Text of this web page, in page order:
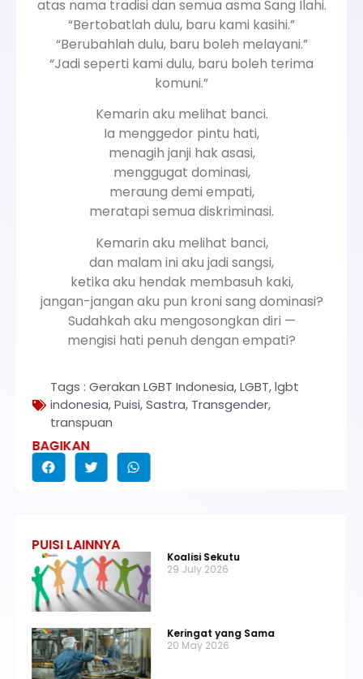
atas nama tradisi dan semua asma Sang Ilahi.
“Bertobatlah dulu, baru kami kasihi.”
“Berubahlah dulu, baru boleh melayani.”
“Jadi seperti kami dulu, baru boleh terima
komuni.”
Kemarin aku melihat banci.
Ia menggedor pintu hati,
menagih janji hak asasi,
menggugat dominasi,
meraung demi empati,
meratapi semua diskriminasi.
Kemarin aku melihat banci,
dan malam ini aku jadi sangsi,
ketika aku hendak membasuh kaki,
jangan-jangan aku pun kroni sang dominasi?
Sudahkah aku mengosongkan diri —
mengisi hati penuh dengan empati?
Tags : Gerakan LGBT Indonesia,LGBT,lgbt
indonesia,Puisi,Sastra, Transgender,
transpuan
BAGIKAN
PUISI LAINNYA
Koalisi Sekutu
29 July 2026
Keringat yang Sama
20 May 2026